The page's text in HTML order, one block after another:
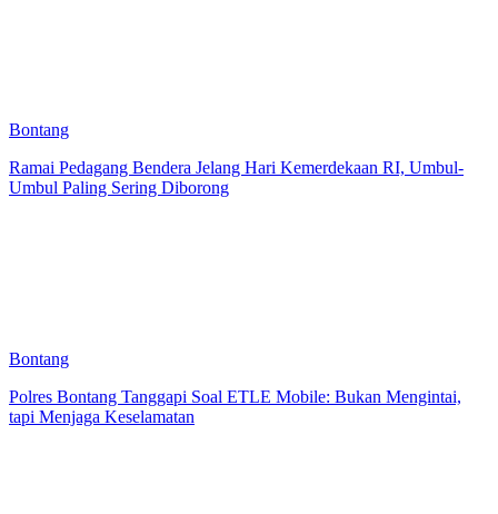
Bontang
Ramai Pedagang Bendera Jelang Hari Kemerdekaan RI, Umbul-
Umbul Paling Sering Diborong
Bontang
Polres Bontang Tanggapi Soal ETLE Mobile: Bukan Mengintai,
tapi Menjaga Keselamatan